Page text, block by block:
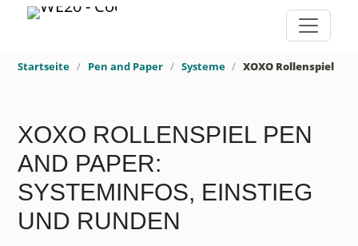
Startseite Pen and Paper Systeme XOXO Rollenspiel
XOXO ROLLENSPIEL PEN
AND PAPER:
SYSTEMINFOS, EINSTIEG
UND RUNDEN